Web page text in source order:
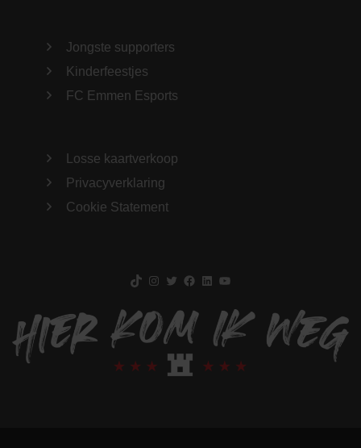
Jongste supporters
Kinderfeestjes
FC Emmen Esports
Losse kaartverkoop
Privacyverklaring
Cookie Statement